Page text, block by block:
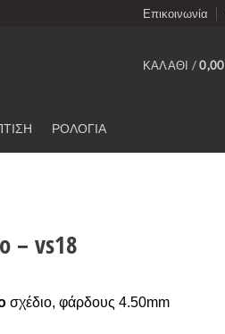
Επικοινωνία
ΚΑΛΆΘΙ /0,00
ΡΟΛΟΓΙΑ
– vs18
σχέδιο, φάρδους 4.50mm